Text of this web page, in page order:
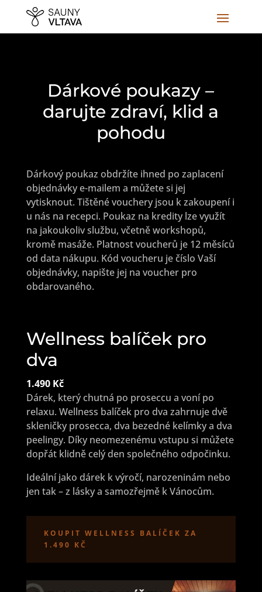
Dárkové poukazy –
darujte zdraví, klid a
pohodu
Dárkový poukaz obdržíte ihned po zaplacení
objednávky e-mailem a můžete si jej
vytisknout. Tištěné vouchery jsou k zakoupení i
u nás na recepci. Poukaz na kredity lze využít
na jakoukoliv službu, včetně workshopů,
kromě masáže. Platnost voucherů je 12 měsíců
od data nákupu. Kód voucheru je číslo Vaší
objednávky, napište jej na voucher pro
obdarovaného.
Wellness balíček pro
dva
1.490 Kč
Dárek, který chutná po proseccu a voní po
relaxu. Wellness balíček pro dva zahrnuje dvě
skleničky prosecca, dva bezedné kelímky a dva
peelingy. Díky neomezenému vstupu si můžete
dopřát klidně celý den společného odpočinku.
Ideální jako dárek k výročí, narozeninám nebo
jen tak – z lásky a samozřejmě k Vánocům.
KOUPIT WELLNESS BALÍČEK ZA
1.490 KČ